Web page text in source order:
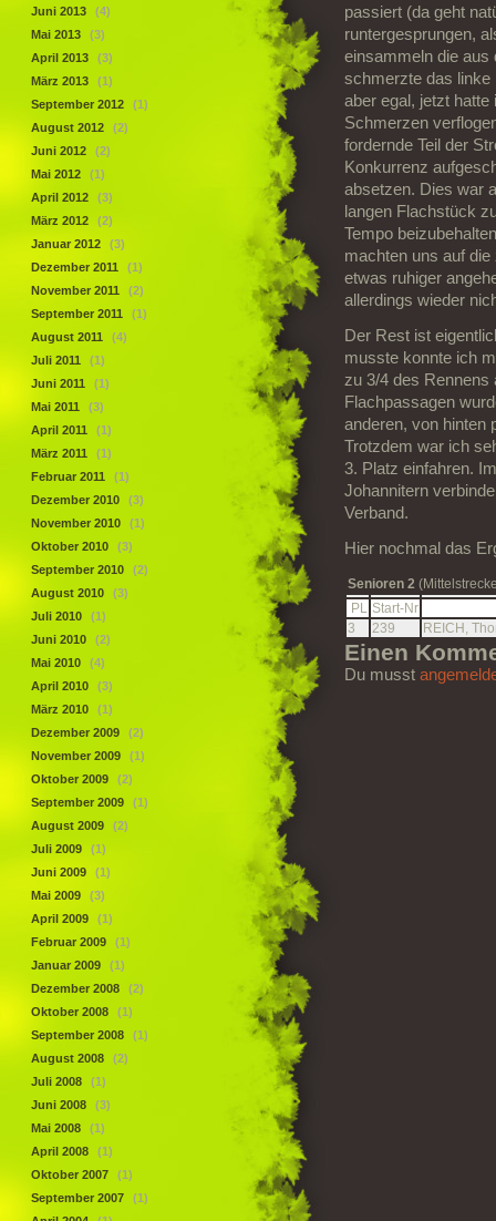
passiert (da geht
runtergesprungen,
einsammeln die aus
schmerzte das linke
aber egal, jetzt
Schmerzen
fordernde Teil der
Konkurrenz
absetzen. Dies war
langen Flachstück
Tempo
machten uns auf
etwas ruhiger
allerdings wieder
Der Rest ist
musste konnte ich
zu 3/4 des Rennens
Flachpassagen
anderen, von hinten
Trotzdem war ich
3. Platz einfahren.
Johannitern
Verband.
Hier nochmal das
Senioren 2
PL Start-Nr
3
239 REICH,
Einen
Du musst
Juni 2013
(4)
Mai 2013
(3)
April 2013
(3)
März 2013
(1)
September 2012
(1)
August 2012
(2)
Juni 2012
(2)
Mai 2012
(1)
April 2012
(3)
März 2012
(2)
Januar 2012
(3)
Dezember 2011
(1)
November 2011
(2)
September 2011
(1)
August 2011
(4)
Juli 2011
(1)
Juni 2011
(1)
Mai 2011
(3)
April 2011
(1)
März 2011
(1)
Februar 2011
(1)
Dezember 2010
(3)
November 2010
(1)
Oktober 2010
(3)
September 2010
(2)
August 2010
(3)
Juli 2010
(1)
Juni 2010
(2)
Mai 2010
(4)
April 2010
(3)
März 2010
(1)
Dezember 2009
(2)
November 2009
(1)
Oktober 2009
(2)
September 2009
(1)
August 2009
(2)
Juli 2009
(1)
Juni 2009
(1)
Mai 2009
(3)
April 2009
(1)
Februar 2009
(1)
Januar 2009
(1)
Dezember 2008
(2)
Oktober 2008
(1)
September 2008
(1)
August 2008
(2)
Juli 2008
(1)
Juni 2008
(3)
Mai 2008
(1)
April 2008
(1)
Oktober 2007
(1)
September 2007
(1)